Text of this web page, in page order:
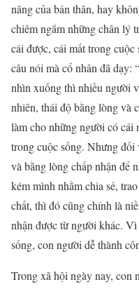
năng của bản thân, hay
chiêm ngắm những chân lý
cái được, cái mất trong
câu nói mà cổ nhân đã dạy:
nhìn xuống thì nhiều người
nhiên, thái độ bằng lòng và
làm cho những người có cái
trong cuộc sống. Nhưng
và bằng lòng chấp nhận để
kém mình nhằm chia sẻ,
chất, thì đó cũng chính là
nhận được từ người khác.
sống, con người dễ thành
Trong xã hội ngày nay, con